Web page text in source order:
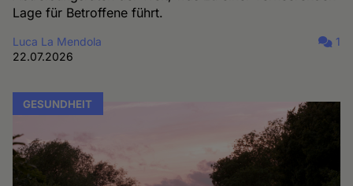
Lage für Betroffene führt.
Luca La Mendola
22.07.2026
1
GESUNDHEIT